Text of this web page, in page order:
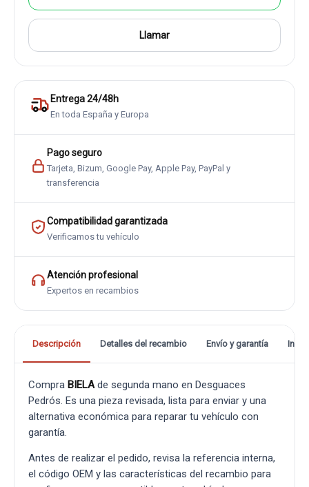
Llamar
Entrega 24/48h
En toda España y Europa
Pago seguro
Tarjeta, Bizum, Google Pay, Apple Pay, PayPal y
transferencia
Compatibilidad garantizada
Verificamos tu vehículo
Atención profesional
Expertos en recambios
Descripción Detalles del recambio Envío y garantía
Compra BIELAde segunda mano en Desguaces
Pedrós. Es una pieza revisada, lista para enviar y una
alternativa económica para reparar tu vehículo con
garantía.
Antes de realizar el pedido, revisa la referencia interna,
el código OEM y las características del recambio para